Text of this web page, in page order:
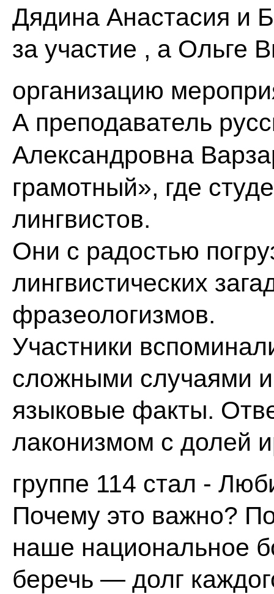
Дядина Анастасия и
за участие , а Ольге
организацию
А преподаватель
Александровна
грамотный», где
лингвистов.
Они с радостью
лингвистических
фразеологизмов.
Участники
сложными случаями
языковые факты.
лаконизмом с долей
группе 114 стал -
Почему это важно?
наше национальное
беречь — долг